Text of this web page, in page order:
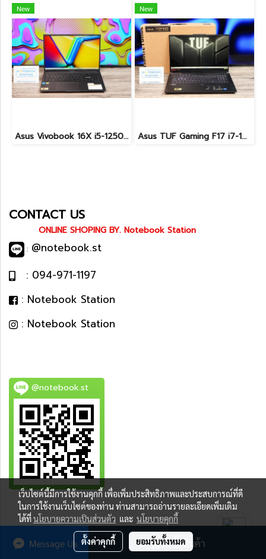
สั่งซื้อสินค้า
Message Us
New
Asus Vivobook 16X i5-12500H RTX4050(8GB) Ram32 ssd512 จอ16นิ้ว WUXGA 120Hz สเปคสูงมีการ์ดจอแยกหน้าจอใหญ่ ขายเพียง 27,900.-
New
Asus TUF Gaming F17 i7-12700H RTX4050 Ram16 SSD512 จอ17.3 144Hz เครื่องสวย จอใหญ่ สเปคแรง ครบกล่อง เพียง 34,990.-เท่านั้น
CONTACT US
ONLINE SHOPING BY. Notebook Station
: @notebook.st
: 094-971-1197
: Notebook Station
: Notebook Station
@notebook.st
BEST DEAL
เว็บไซต์นี้มีการใช้งานคุกกี้ เพื่อเพิ่มประสิทธิภาพและประสบการณ์ที่ดี
ในการใช้งานเว็บไซต์ของท่าน ท่านสามารถอ่านรายละเอียดเพิ่มเติม
ได้ที่นโยบายความเป็นส่วนตัว และ นโยบายคุกกี้
ตั้งค่าคุกกี้ ยอมรับทั้งหมด